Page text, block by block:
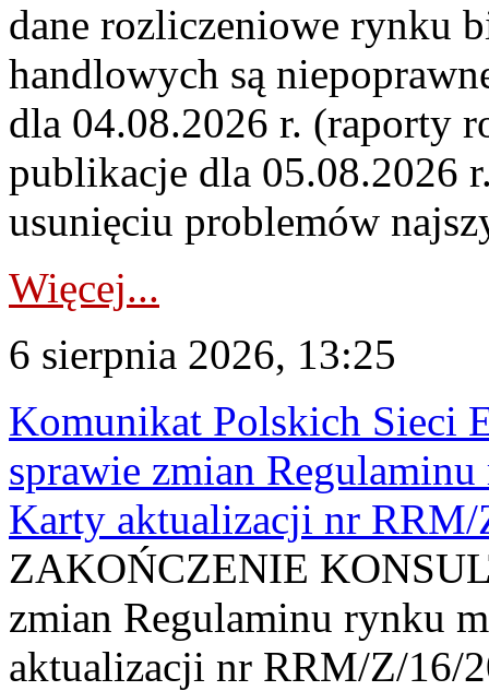
dane rozliczeniowe rynku
handlowych są
dla 04.08.2026 r. (raporty
publikacje dla 05.08.2026
usunięciu problemów
Więcej...
6 sierpnia 2026, 13:25
Komunikat Polskich Sieci
sprawie zmian
Karty aktualizacji nr
ZAKOŃCZENIE
zmian Regulaminu rynku
aktualizacji nr RRM/Z/16/